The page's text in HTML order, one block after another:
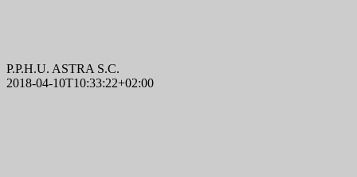
P.P.H.U. ASTRA S.C.
2018-04-10T10:33:22+02:00